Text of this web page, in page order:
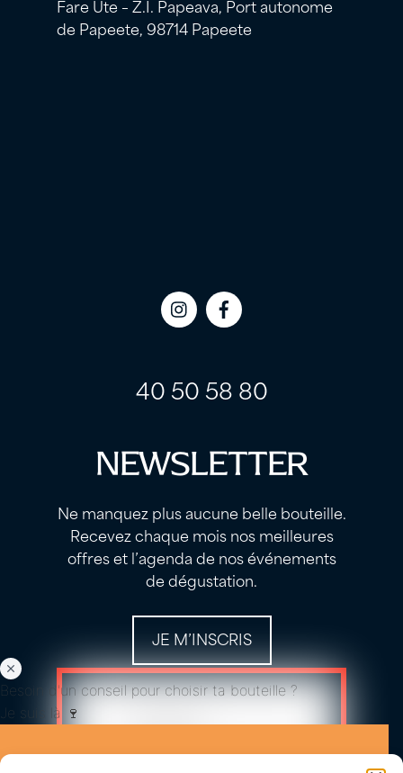
Fare Ute – Z.I. Papeava, Port autonome
de Papeete, 98714 Papeete
Icon
Icon
40 50 58 80
NEWSLETTER
Ne manquez plus aucune belle bouteille.
Recevez chaque mois nos meilleures
offres et l’agenda de nos événements
de dégustation.
JE M’INSCRIS
Besoin d'un conseil pour choisir ta bouteille ?
Je suis là 🍷